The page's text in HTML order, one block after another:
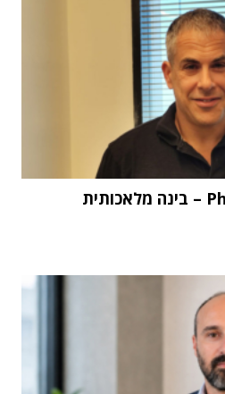
"העתיד הוא Physical AI – בינה מלאכותית